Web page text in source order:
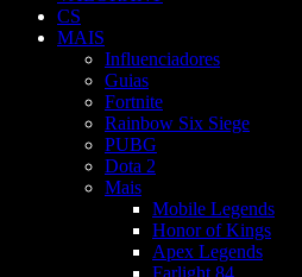
CS
MAIS
Influenciadores
Guias
Fortnite
Rainbow Six Siege
PUBG
Dota 2
Mais
Mobile Legends
Honor of Kings
Apex Legends
Farlight 84